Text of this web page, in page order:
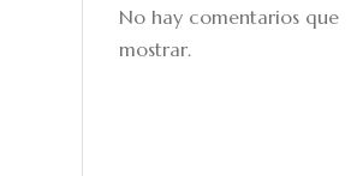
No hay comentarios que
mostrar.